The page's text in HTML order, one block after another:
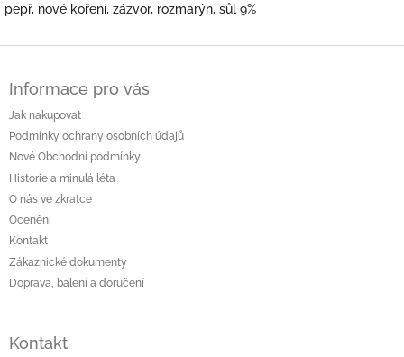
pepř, nové koření, zázvor, rozmarýn, sůl 9%
Informace pro vás
Jak nakupovat
Podmínky ochrany osobních údajů
Nové Obchodní podmínky
Historie a minulá léta
O nás ve zkratce
Ocenění
Kontakt
Zákaznické dokumenty
Doprava, balení a doručení
Kontakt